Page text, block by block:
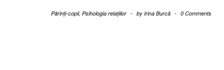
Părinți-copii, Psihologia relațiilor - by Irina Burcă - 0 Comments